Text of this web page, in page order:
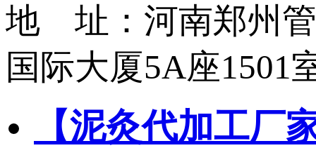
地 址：河南郑州管
国际大厦5A座1501
【泥灸代加工厂